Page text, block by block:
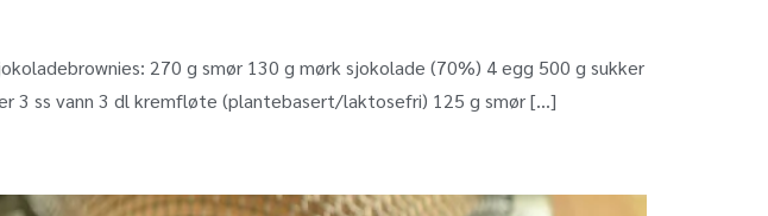
270 g smør 130 g mørk sjokolade (70%) 4 egg 500 g sukker
3 ss vann 3 dl kremfløte (plantebasert/laktosefri) 125 g smør […]